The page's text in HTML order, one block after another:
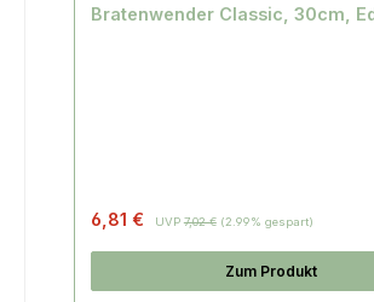
Bratenwender Classic, 30cm,
6,81 € UVP 7,02 € (2.99% gespart)
Zum Produkt